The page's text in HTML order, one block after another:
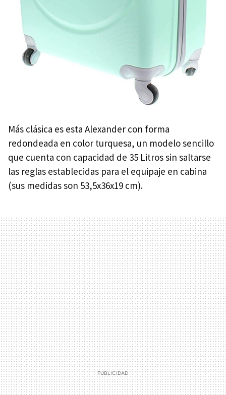
Más clásica es esta Alexander con forma
redondeada en color turquesa, un modelo sencillo
que cuenta con capacidad de 35 Litros sin saltarse
las reglas establecidas para el equipaje en cabina
(sus medidas son 53,5x36x19 cm).